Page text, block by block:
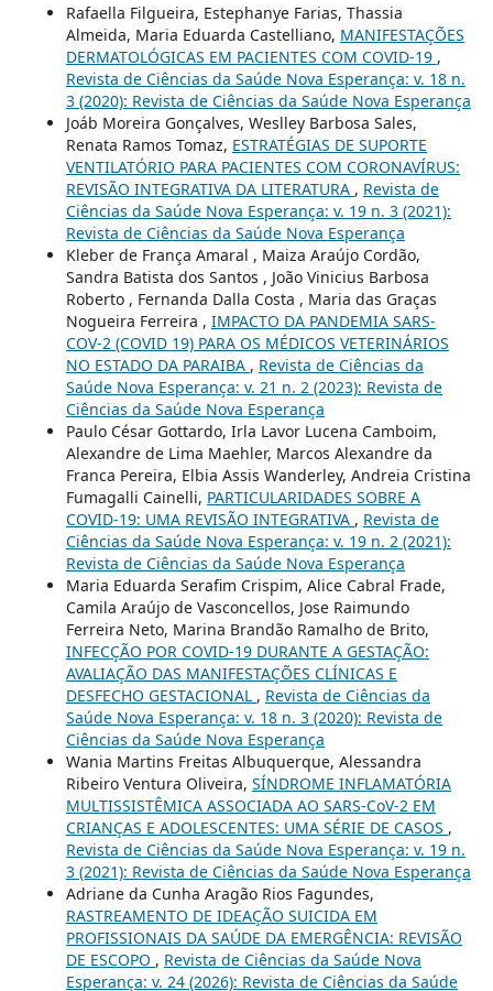
Rafaella Filgueira, Estephanye Farias, Thassia
Almeida, Maria Eduarda Castelliano, MANIFESTAÇÕES
DERMATOLÓGICAS EM PACIENTES COM COVID-19 ,
Revista de Ciências da Saúde Nova Esperança: v. 18 n.
3 (2020): Revista de Ciências da Saúde Nova Esperança
Joáb Moreira Gonçalves, Weslley Barbosa Sales,
Renata Ramos Tomaz, ESTRATÉGIAS DE SUPORTE
VENTILATÓRIO PARA PACIENTES COM CORONAVÍRUS:
REVISÃO INTEGRATIVA DA LITERATURA , Revista de
Ciências da Saúde Nova Esperança: v. 19 n. 3 (2021):
Revista de Ciências da Saúde Nova Esperança
Kleber de França Amaral , Maiza Araújo Cordão,
Sandra Batista dos Santos , João Vinicius Barbosa
Roberto , Fernanda Dalla Costa , Maria das Graças
Nogueira Ferreira , IMPACTO DA PANDEMIA SARS-
COV-2 (COVID 19) PARA OS MÉDICOS VETERINÁRIOS
NO ESTADO DA PARAIBA , Revista de Ciências da
Saúde Nova Esperança: v. 21 n. 2 (2023): Revista de
Ciências da Saúde Nova Esperança
Paulo César Gottardo, Irla Lavor Lucena Camboim,
Alexandre de Lima Maehler, Marcos Alexandre da
Franca Pereira, Elbia Assis Wanderley, Andreia Cristina
Fumagalli Cainelli, PARTICULARIDADES SOBRE A
COVID-19: UMA REVISÃO INTEGRATIVA , Revista de
Ciências da Saúde Nova Esperança: v. 19 n. 2 (2021):
Revista de Ciências da Saúde Nova Esperança
Maria Eduarda Serafim Crispim, Alice Cabral Frade,
Camila Araújo de Vasconcellos, Jose Raimundo
Ferreira Neto, Marina Brandão Ramalho de Brito,
INFECÇÃO POR COVID-19 DURANTE A GESTAÇÃO:
AVALIAÇÃO DAS MANIFESTAÇÕES CLÍNICAS E
DESFECHO GESTACIONAL , Revista de Ciências da
Saúde Nova Esperança: v. 18 n. 3 (2020): Revista de
Ciências da Saúde Nova Esperança
Wania Martins Freitas Albuquerque, Alessandra
Ribeiro Ventura Oliveira, SÍNDROME INFLAMATÓRIA
MULTISSISTÊMICA ASSOCIADA AO SARS-CoV-2 EM
CRIANÇAS E ADOLESCENTES: UMA SÉRIE DE CASOS ,
Revista de Ciências da Saúde Nova Esperança: v. 19 n.
3 (2021): Revista de Ciências da Saúde Nova Esperança
Adriane da Cunha Aragão Rios Fagundes,
RASTREAMENTO DE IDEAÇÃO SUICIDA EM
PROFISSIONAIS DA SAÚDE DA EMERGÊNCIA: REVISÃO
DE ESCOPO , Revista de Ciências da Saúde Nova
Esperança: v. 24 (2026): Revista de Ciências da Saúde